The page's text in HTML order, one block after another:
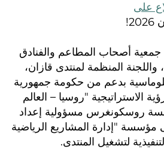
على
أصحاب المطاعم والفنادق
المنظمة لمنتدى قازان،
بدعم من حكومة جمهورية
الاستراتيجية "روسيا – العالم
روسكونغرس مسؤولية إعداد
مؤسسة "إدارة المشاريع الرياضية
لتشغيل المنتدى.